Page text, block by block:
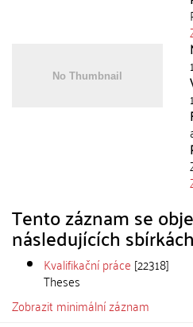
Tento záznam se
následujících sbírkách
Kvalifikační práce [22318]
Theses
Zobrazit minimální záznam